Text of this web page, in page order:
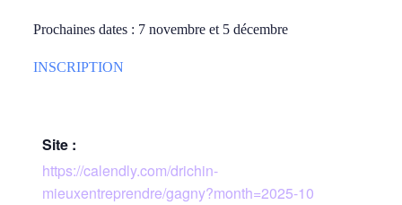
Prochaines dates : 7 novembre et 5 décembre
INSCRIPTION
Site :
https://calendly.com/drichin-
mieuxentreprendre/gagny?month=2025-10